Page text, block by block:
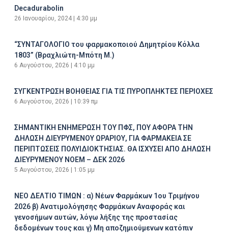
Decadurabolin
26 Ιανουαρίου, 2024 4:30 μμ
“ΣΥΝΤΑΓΟΛΟΓΙΟ του φαρμακοποιού Δημητρίου Κόλλα
1803” (Βραχλιώτη-Μπότη Μ.)
6 Αυγούστου, 2026 4:10 μμ
ΣΥΓΚΕΝΤΡΩΣΗ ΒΟΗΘΕΙΑΣ ΓΙΑ ΤΙΣ ΠΥΡΟΠΛΗΚΤΕΣ ΠΕΡΙΟΧΕΣ
6 Αυγούστου, 2026 10:39 πμ
ΣΗΜΑΝΤΙΚΗ ΕΝΗΜΕΡΩΣΗ ΤΟΥ ΠΦΣ, ΠΟΥ ΑΦΟΡΑ ΤΗΝ
ΔΗΛΩΣΗ ΔΙΕΥΡΥΜΕΝΟΥ ΩΡΑΡΙΟΥ, ΓΙΑ ΦΑΡΜΑΚΕΙΑ ΣΕ
ΠΕΡΙΠΤΩΣΕΙΣ ΠΟΛΥΙΔΙΟΚΤΗΣΙΑΣ. ΘΑ ΙΣΧΥΣΕΙ ΑΠΟ ΔΗΛΩΣΗ
ΔΙΕΥΡΥΜΕΝΟΥ ΝΟΕΜ – ΔΕΚ 2026
5 Αυγούστου, 2026 1:05 μμ
ΝΕΟ ΔΕΛΤΙΟ ΤΙΜΩΝ : α) Νέων Φαρμάκων 1ου Τριμήνου
2026 β) Ανατιμολόγησης Φαρμάκων Αναφοράς και
γενοσήμων αυτών, λόγω λήξης της προστασίας
δεδομένων τους και γ) Μη αποζημιούμενων κατόπιν